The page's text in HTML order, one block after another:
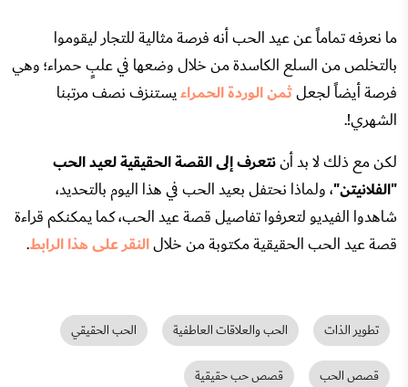
ما نعرفه تماماً عن عيد الحب أنه فرصة مثالية للتجار ليقوموا
بالتخلص من السلع الكاسدة من خلال وضعها في علبٍ حمراء؛ وهي
فرصة أيضاً لجعلثمن الوردة الحمراءيستنزف نصف مرتبنا
الشهري!.
لكن مع ذلك لا بد أننتعرف إلى القصة الحقيقية لعيد الحب
"الفلانيتن"، ولماذا نحتفل بعيد الحب في هذا اليوم بالتحديد،
شاهدوا الفيديو لتعرفوا تفاصيل قصة عيد الحب، كما يمكنكم قراءة
قصة عيد الحب الحقيقية مكتوبة من خلالالنقر على هذا الرابط.
تطوير الذات الحب والعلاقات العاطفية الحب الحقيقي
قصص الحب قصص حب حقيقية